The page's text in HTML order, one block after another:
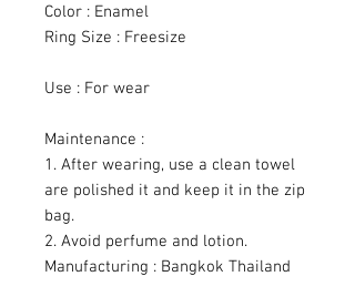
Color : Enamel
Ring Size : Freesize
Use : For wear
Maintenance :
1. After wearing, use a clean towel
are polished it and keep it in the zip
bag.
2. Avoid perfume and lotion.
Manufacturing : Bangkok Thailand